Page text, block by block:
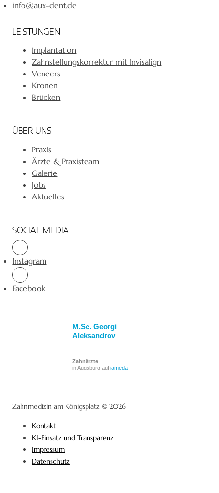
info@aux-dent.de
LEISTUNGEN
Implantation
Zahnstellungskorrektur mit Invisalign
Veneers
Kronen
Brücken
ÜBER UNS
Praxis
Ärzte & Praxisteam
Galerie
Jobs
Aktuelles
SOCIAL MEDIA
Instagram
Facebook
M.Sc. Georgi
Aleksandrov
Zahnärzte
in Augsburg aufjameda
Zahnmedizin am Königsplatz © 2026
Kontakt
KI-Einsatz und Transparenz
Impressum
Datenschutz